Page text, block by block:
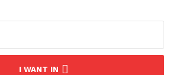
I WANT IN